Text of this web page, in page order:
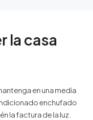
la casa
en una media
enchufado
la factura de la luz.